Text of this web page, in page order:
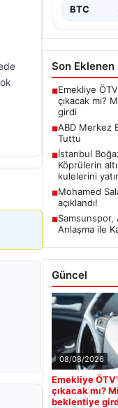
BTC
Son
■Emekliye
çıkacak mı?
girdi
■ABD Merkez
Tuttu
■İstanbul
Köprülerin
kulelerini
■Mohamed
açıklandı!
■Samsunspor,
Anlaşma ile
Güncel
08/08/2026
Emekliye
çıkacak mı?
beklentiye